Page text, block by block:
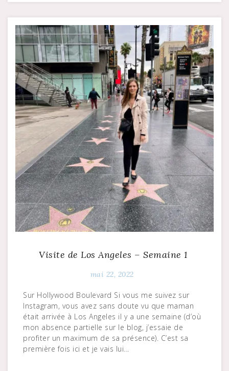
Visite de Los Angeles – Semaine 1
mai 22, 2022
Sur Hollywood Boulevard Si vous me suivez sur
Instagram, vous avez sans doute vu que maman
était arrivée à Los Angeles il y a une semaine (d’où
mon absence partielle sur le blog, j’essaie de
profiter un maximum de sa présence). C’est sa
première fois ici et je vais lui…